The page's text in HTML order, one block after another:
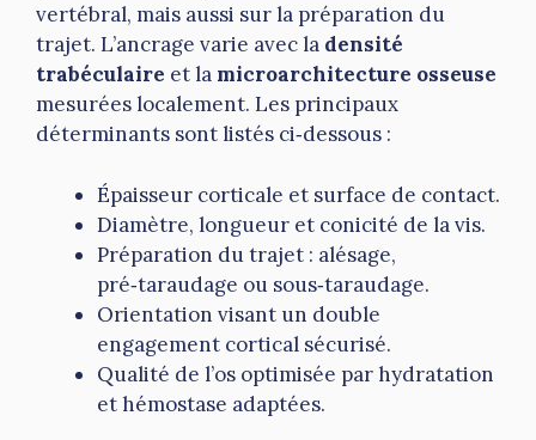
vertébral, mais aussi sur la préparation du
trajet. L’ancrage varie avec la densité
trabéculaire et la microarchitecture osseuse
mesurées localement. Les principaux
déterminants sont listés ci‑dessous :
Épaisseur corticale et surface de contact.
Diamètre, longueur et conicité de la vis.
Préparation du trajet : alésage,
pré‑taraudage ou sous‑taraudage.
Orientation visant un double
engagement cortical sécurisé.
Qualité de l’os optimisée par hydratation
et hémostase adaptées.